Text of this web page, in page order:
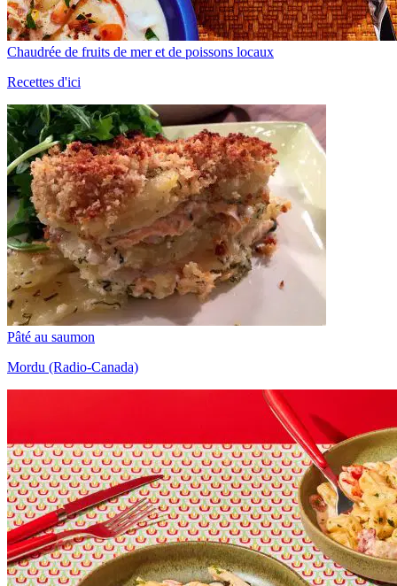
Chaudrée de fruits de mer et de poissons locaux
Recettes d'ici
Pâté au saumon
Mordu (Radio-Canada)